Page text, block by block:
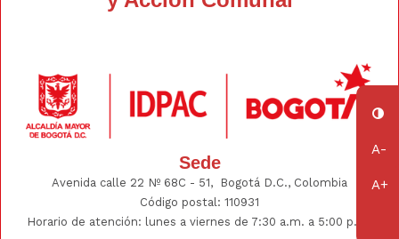
Sede
Avenida calle 22 Nº 68C - 51, Bogotá D.C., Colombia
Código postal: 110931
Horario de atención: lunes a viernes de 7:30 a.m. a 5:00 p.m.